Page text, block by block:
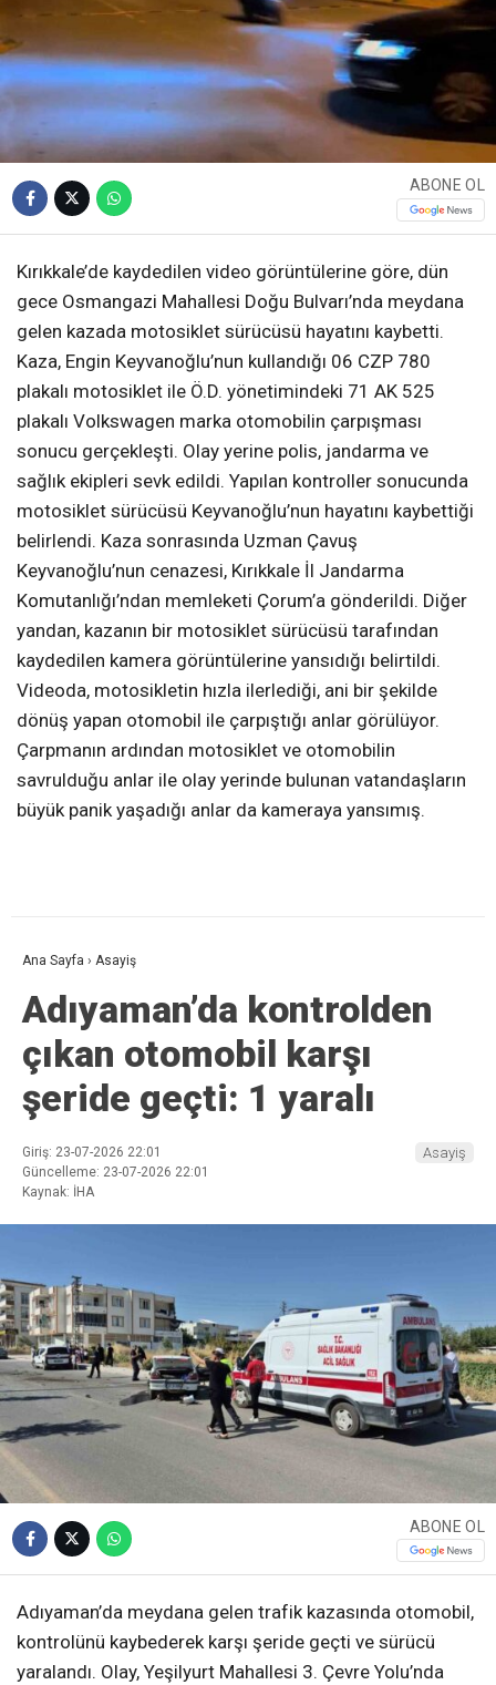
ABONE OL
Kırıkkale’de kaydedilen video görüntülerine göre, dün
gece Osmangazi Mahallesi Doğu Bulvarı’nda meydana
gelen kazada motosiklet sürücüsü hayatını kaybetti.
Kaza, Engin Keyvanoğlu’nun kullandığı 06 CZP 780
plakalı motosiklet ile Ö.D. yönetimindeki 71 AK 525
plakalı Volkswagen marka otomobilin çarpışması
sonucu gerçekleşti. Olay yerine polis, jandarma ve
sağlık ekipleri sevk edildi. Yapılan kontroller sonucunda
motosiklet sürücüsü Keyvanoğlu’nun hayatını kaybettiği
belirlendi. Kaza sonrasında Uzman Çavuş
Keyvanoğlu’nun cenazesi, Kırıkkale İl Jandarma
Komutanlığı’ndan memleketi Çorum’a gönderildi. Diğer
yandan, kazanın bir motosiklet sürücüsü tarafından
kaydedilen kamera görüntülerine yansıdığı belirtildi.
Videoda, motosikletin hızla ilerlediği, ani bir şekilde
dönüş yapan otomobil ile çarpıştığı anlar görülüyor.
Çarpmanın ardından motosiklet ve otomobilin
savrulduğu anlar ile olay yerinde bulunan vatandaşların
büyük panik yaşadığı anlar da kameraya yansımış.
Ana Sayfa › Asayiş
Adıyaman’da kontrolden
çıkan otomobil karşı
şeride geçti: 1 yaralı
Giriş: 23-07-2026 22:01
Güncelleme: 23-07-2026 22:01
Kaynak: İHA
Asayiş
ABONE OL
Adıyaman’da meydana gelen trafik kazasında otomobil,
kontrolünü kaybederek karşı şeride geçti ve sürücü
yaralandı. Olay, Yeşilyurt Mahallesi 3. Çevre Yolu’nda